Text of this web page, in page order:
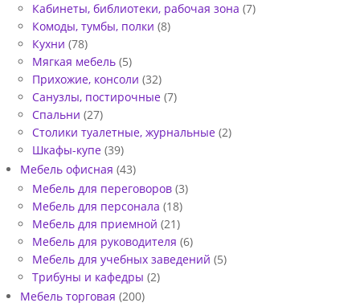
Кабинеты, библиотеки, рабочая зона (7)
Комоды, тумбы, полки (8)
Кухни (78)
Мягкая мебель (5)
Прихожие, консоли (32)
Санузлы, постирочные (7)
Спальни (27)
Столики туалетные, журнальные (2)
Шкафы-купе (39)
Мебель офисная (43)
Мебель для переговоров (3)
Мебель для персонала (18)
Мебель для приемной (21)
Мебель для руководителя (6)
Мебель для учебных заведений (5)
Трибуны и кафедры (2)
Мебель торговая (200)